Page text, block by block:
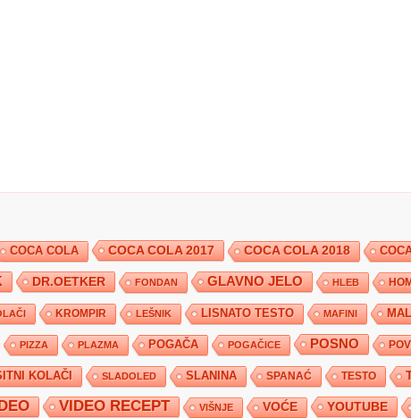
COCA COLA COCA COLA 2017 COCA COLA 2018
DR.OETKER FONDAN GLAVNO JELO HLEB
KROMPIR LEŠNIK LISNATO TESTO MAFINI
PIZZA PLAZMA POGAČA POGAČICE POSNO
KOLAČI SLADOLED SLANINA SPANAĆ TESTO
VIDEO RECEPT VIŠNJE VOĆE YOUTUBE